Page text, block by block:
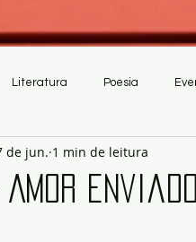
Literatura Poesia
Amor
de jun. 1 min de leitura